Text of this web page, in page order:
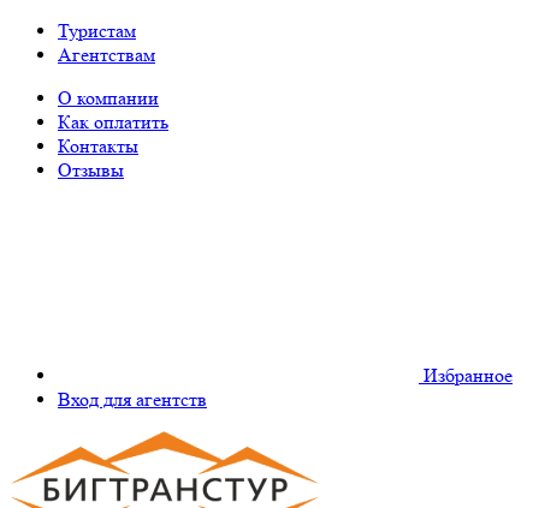
Туристам
Агентствам
О компании
Как оплатить
Контакты
Отзывы
Избранное
Вход для агентств